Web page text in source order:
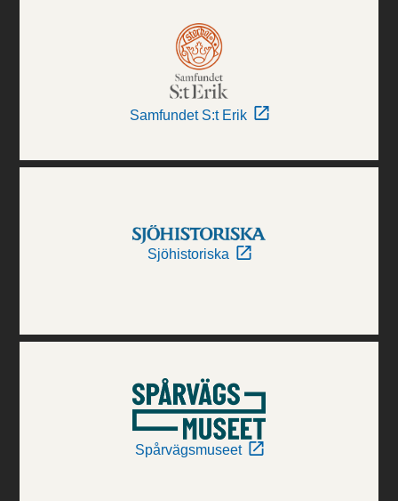
Samfundet S:t Erik
Sjöhistoriska
Spårvägsmuseet